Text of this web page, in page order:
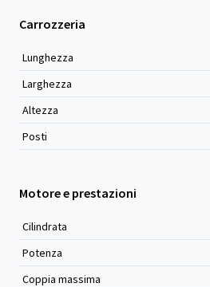
Carrozzeria
Lunghezza
Larghezza
Altezza
Posti
Motore e prestazioni
Cilindrata
Potenza
Coppia massima